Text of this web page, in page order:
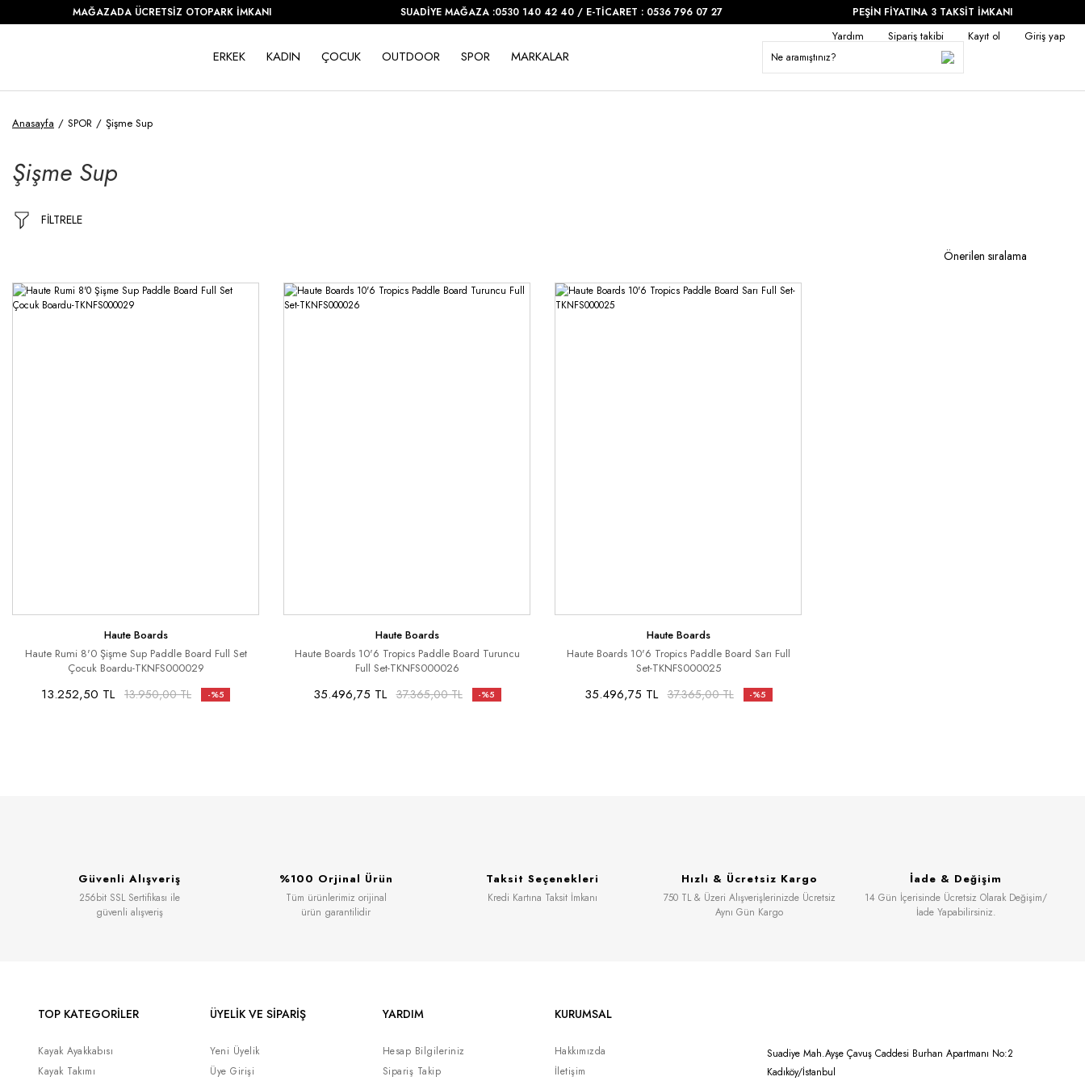
MAĞAZADA ÜCRETSİZ OTOPARK İMKANI SUADİYE MAĞAZA :0530 140 42 40 / E-TİCARET : 0536 796 07 27 PEŞİN FİYATINA 3 TAKSİT İMKANI
ERKEK KADIN ÇOCUK OUTDOOR SPOR MARKALAR
Yardım Sipariş takibi Kayıt ol Giriş yap
Anasayfa SPOR Şişme Sup
Şişme Sup
FİLTRELE
Haute Boards
Haute Rumi 8'0 Şişme Sup Paddle Board Full Set
Çocuk Boardu-TKNFS000029
13.252,50 TL 13.950,00 TL -%5
Haute Boards
Haute Boards 10'6 Tropics Paddle Board Turuncu
Full Set-TKNFS000026
35.496,75 TL 37.365,00 TL -%5
Haute Boards
Haute Boards 10'6 Tropics Paddle Board Sarı Full
Set-TKNFS000025
35.496,75 TL 37.365,00 TL -%5
Güvenli Alışveriş
256bit SSL Sertifikası ile
güvenli alışveriş
%100 Orjinal Ürün
Tüm ürünlerimiz orijinal
ürün garantilidir
Taksit Seçenekleri
Kredi Kartına Taksit İmkanı
Hızlı & Ücretsiz Kargo
750 TL & Üzeri Alışverişlerinizde Ücretsiz
Aynı Gün Kargo
İade & Değişim
14 Gün İçerisinde Ücretsiz Olarak Değişim/
İade Yapabilirsiniz.
TOP KATEGORİLER
Kayak Ayakkabısı
Kayak Takımı
ÜYELİK VE SİPARİŞ
Yeni Üyelik
Üye Girişi
YARDIM
Hesap Bilgileriniz
Sipariş Takip
KURUMSAL
Hakkımızda
İletişim
Suadiye Mah.Ayşe Çavuş Caddesi Burhan Apartmanı No:2
Kadıköy/İstanbul